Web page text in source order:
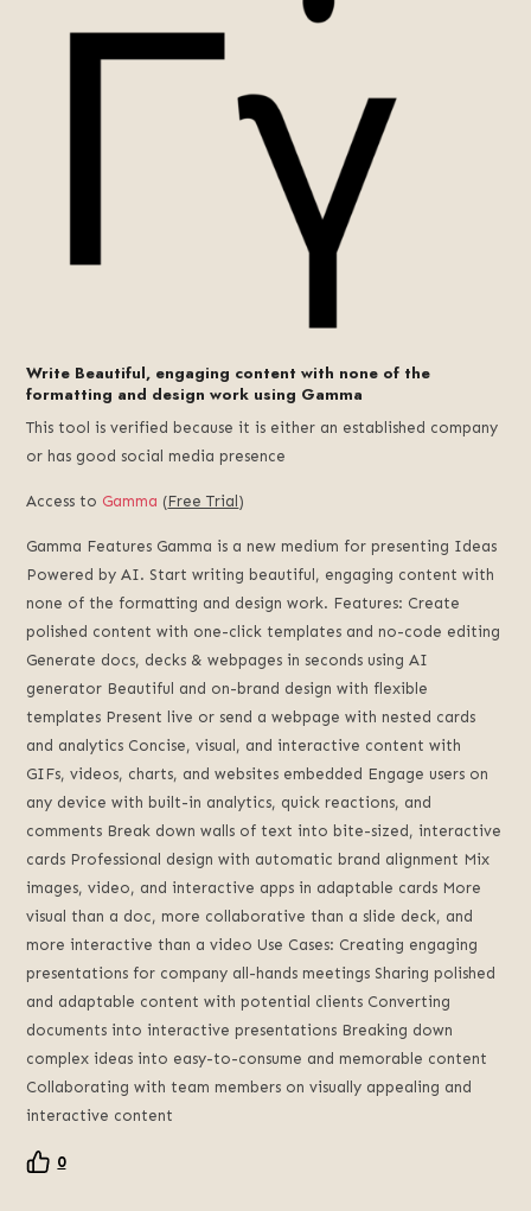
Write Beautiful, engaging content with none of the
formatting and design work using Gamma
This tool is verified because it is either an established company
or has good social media presence
Access to Gamma (Free Trial )
Gamma Features Gamma is a new medium for presenting Ideas
Powered by AI. Start writing beautiful, engaging content with
none of the formatting and design work. Features: Create
polished content with one-click templates and no-code editing
Generate docs, decks & webpages in seconds using AI
generator Beautiful and on-brand design with flexible
templates Present live or send a webpage with nested cards
and analytics Concise, visual, and interactive content with
GIFs, videos, charts, and websites embedded Engage users on
any device with built-in analytics, quick reactions, and
comments Break down walls of text into bite-sized, interactive
cards Professional design with automatic brand alignment Mix
images, video, and interactive apps in adaptable cards More
visual than a doc, more collaborative than a slide deck, and
more interactive than a video Use Cases: Creating engaging
presentations for company all-hands meetings Sharing polished
and adaptable content with potential clients Converting
documents into interactive presentations Breaking down
complex ideas into easy-to-consume and memorable content
Collaborating with team members on visually appealing and
interactive content
0